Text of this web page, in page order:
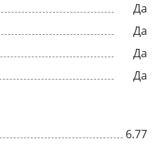
Да
Да
Да
Да
6.77